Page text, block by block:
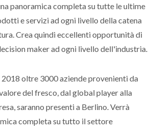
panoramica completa su tutte le ultime
e servizi ad ogni livello della catena
Crea quindi eccellenti opportunità di
maker ad ogni livello dell'industria.
oltre 3000 aziende provenienti da
del fresco, dal global player alla
saranno presenti a Berlino. Verrà
completa su tutto il settore